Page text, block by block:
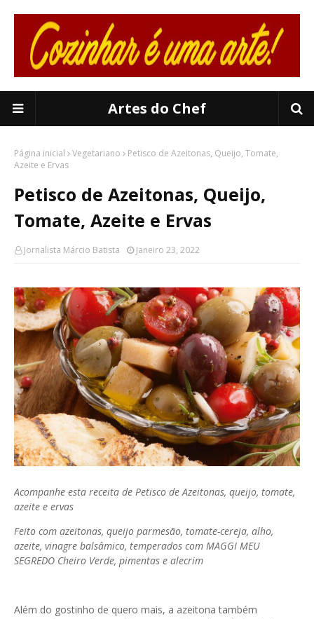
Artes do Chef
Página inicial Vegetariano
Petisco de Azeitonas, Queijo, Tomate,
Azeite e Ervas
Petisco de Azeitonas, Queijo,
Tomate, Azeite e Ervas
Jornalista Márcio Batista Janeiro 23, 2022
Acompanhe esta receita de Petisco de Azeitonas, queijo, tomate,
azeite e ervas
Feito com azeitonas, queijo parmesão, tomate-cereja, alho,
azeite, vinagre balsâmico, temperados com MAGGI MEU
SEGREDO Cheiro Verde, pimentas e alecrim
Além do gostinho de quero mais, a azeitona também